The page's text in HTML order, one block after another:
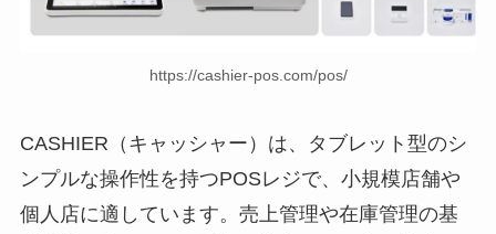
https://cashier-pos.com/pos/
CASHIER（キャッシャー）は、タブレット型のシ
ンプルな操作性を持つPOSレジで、小規模店舗や
個人店に適しています。売上管理や在庫管理の基